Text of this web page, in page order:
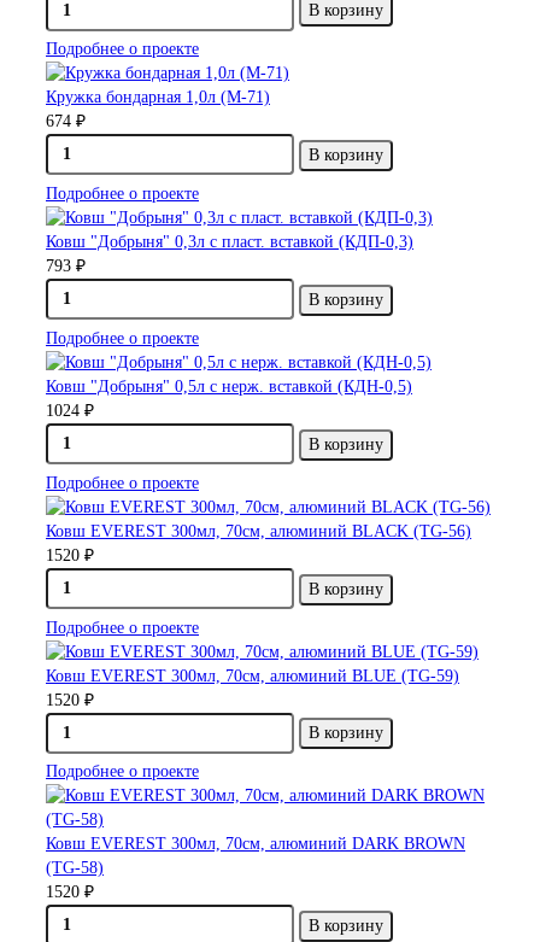
В корзину
Подробнее о проекте
Кружка бондарная 1,0л (М-71)
674 ₽
В корзину
Подробнее о проекте
Ковш "Добрыня" 0,3л с пласт. вставкой (КДП-0,3)
793 ₽
В корзину
Подробнее о проекте
Ковш "Добрыня" 0,5л с нерж. вставкой (КДН-0,5)
1024 ₽
В корзину
Подробнее о проекте
Ковш EVEREST 300мл, 70см, алюминий BLACK (TG-56)
1520 ₽
В корзину
Подробнее о проекте
Ковш EVEREST 300мл, 70см, алюминий BLUE (TG-59)
1520 ₽
В корзину
Подробнее о проекте
Ковш EVEREST 300мл, 70см, алюминий DARK BROWN
(TG-58)
1520 ₽
В корзину